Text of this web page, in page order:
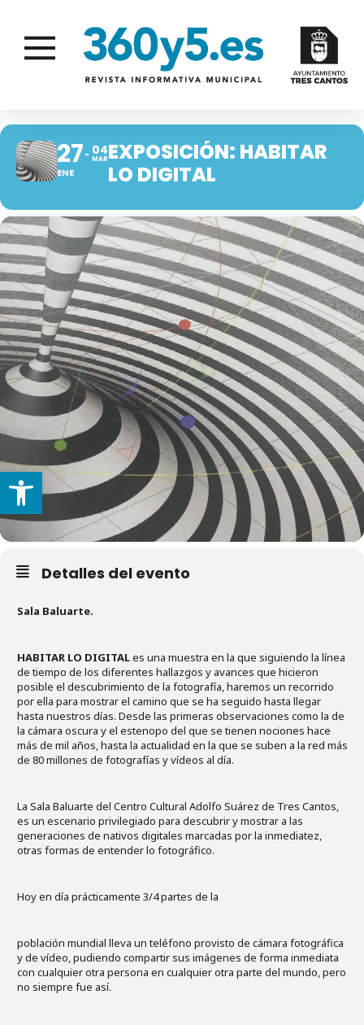
Abrir barra de herramientas
27
ENE
04
MAREXPOSICIÓN: HABITAR
LO DIGITAL
Detalles del evento
Sala Baluarte.
HABITAR LO DIGITALes una muestra en la que siguiendo la línea
de tiempo de los diferentes hallazgos y avances que hicieron
posible el descubrimiento de la fotografía, haremos un recorrido
por ella para mostrar el camino que se ha seguido hasta llegar
hasta nuestros días. Desde las primeras observaciones como la de
la cámara oscura y el estenopo del que se tienen nociones hace
más de mil años, hasta la actualidad en la que se suben a la red más
de 80 millones de fotografías y vídeos al día.
La Sala Baluarte del Centro Cultural Adolfo Suárez de Tres Cantos,
es un escenario privilegiado para descubrir y mostrar a las
generaciones de nativos digitales marcadas por la inmediatez,
otras formas de entender lo fotográfico.
Hoy en día prácticamente 3/4 partes de la
población mundial lleva un teléfono provisto de cámara fotográfica
y de vídeo, pudiendo compartir sus imágenes de forma inmediata
con cualquier otra persona en cualquier otra parte del mundo, pero
no siempre fue así.